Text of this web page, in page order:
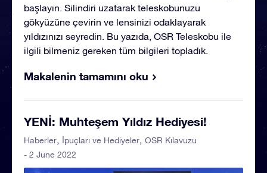
başlayın. Silindiri uzatarak teleskobunuzu
gökyüzüne çevirin ve lensinizi odaklayarak
yıldızınızı seyredin. Bu yazıda, OSR Teleskobu ile
ilgili bilmeniz gereken tüm bilgileri topladık.
Makalenin tamamını oku
YENİ: Muhteşem Yıldız Hediyesi!
Haberler İpuçları ve Hediyeler OSR Kılavuzu
- 2 June 2022